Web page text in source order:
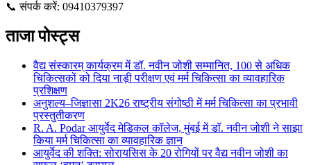
📞 संपर्क करें: 09410379397
ताजा पोस्ट्स
वैद्य संस्कारम् कार्यक्रम में डॉ. नवीन जोशी सम्मानित, 100 से अधिक
चिकित्सकों को दिया नाड़ी परीक्षण एवं मर्म चिकित्सा का व्यावहारिक
प्रशिक्षण
अनुशल्य–जिज्ञासा 2K26 राष्ट्रीय संगोष्ठी में मर्म चिकित्सा का प्रभावी
प्रस्तुतीकरण
R. A. Podar आयुर्वेद मेडिकल कॉलेज, मुंबई में डॉ. नवीन जोशी ने साझा
किया मर्म चिकित्सा का व्यावहारिक ज्ञान
आयुर्वेद की शक्ति: सोरायसिस के 20 रोगियों पर वैद्य नवीन जोशी का